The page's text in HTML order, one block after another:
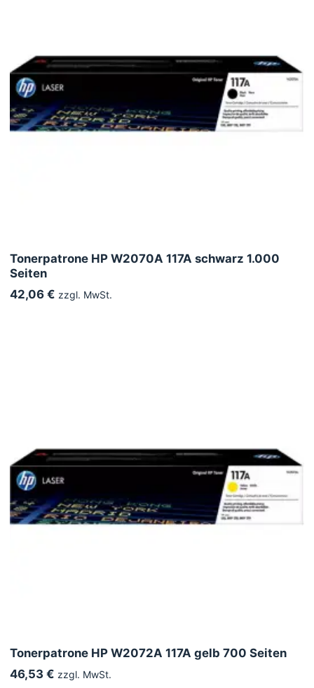
Tonerpatrone HP W2070A 117A schwarz 1.000
Seiten
42,06 € zzgl. MwSt.
Tonerpatrone HP W2072A 117A gelb 700 Seiten
46,53 € zzgl. MwSt.